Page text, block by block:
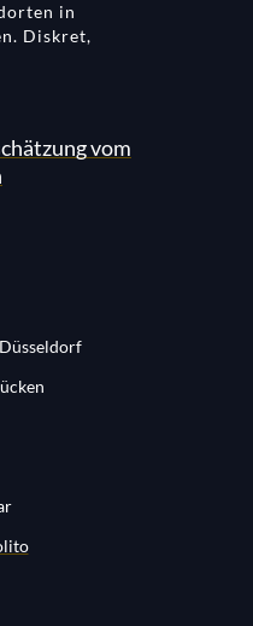
in
Diskret,
vom